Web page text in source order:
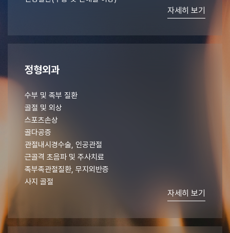
자세히 보기
정형외과
수부 및 족부 질환
골절 및 외상
스포츠손상
골다공증
관절내시경수술, 인공관절
근골격 초음파 및 주사치료
족부족관절질환, 무지외반증
사지 골절
자세히 보기